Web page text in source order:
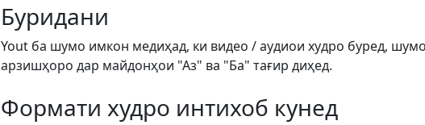
Буридани
Yout ба шумо имкон медиҳад, ки видео / аудиои худро буред,
арзишҳоро дар майдонҳои "Аз" ва "Ба" тағир диҳед.
Формати худро интихоб кунед